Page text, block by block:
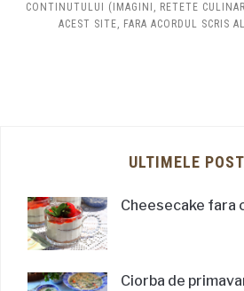
CONTINUTULUI (IMAGINI, RETETE
ACEST SITE, FARA ACORDUL SCRIS
ULTIMELE
Cheesecake fara
Ciorba de